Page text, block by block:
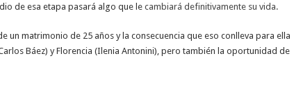
de esa etapa pasará algo que le cambiará definitivamente su vida.
un matrimonio de 25 años y la consecuencia que eso conlleva para ella
Báez) y Florencia (Ilenia Antonini), pero también la oportunidad de